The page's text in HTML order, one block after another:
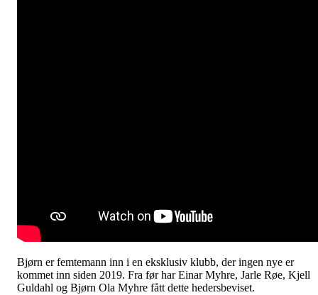
Bjørn er femtemann inn i en eksklusiv klubb, der ingen nye er
kommet inn siden 2019. Fra før har Einar Myhre, Jarle Røe, Kjell
Guldahl og Bjørn Ola Myhre fått dette hedersbeviset.